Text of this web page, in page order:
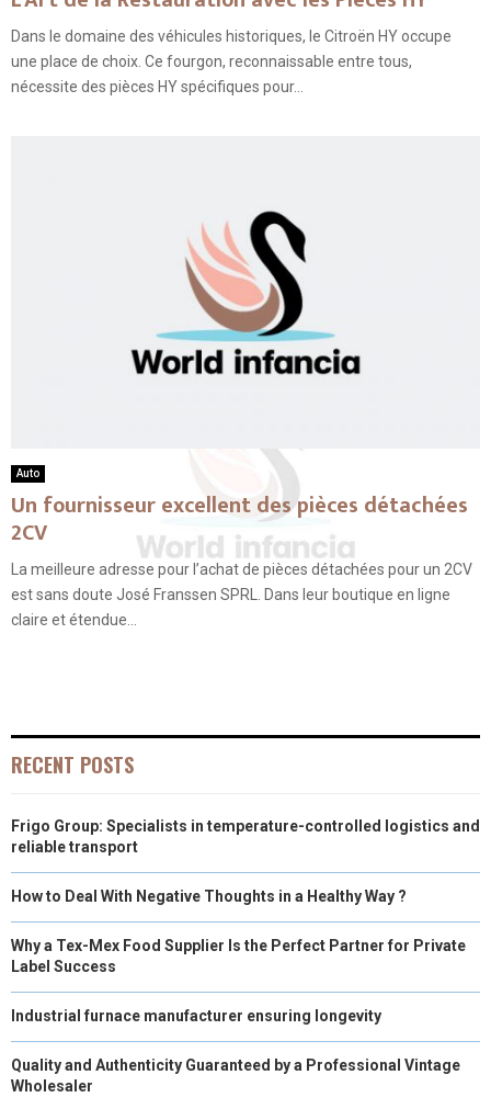
Dans le domaine des véhicules historiques, le Citroën HY occupe
une place de choix. Ce fourgon, reconnaissable entre tous,
nécessite des pièces HY spécifiques pour...
Auto
Un fournisseur excellent des pièces détachées
2CV
La meilleure adresse pour l’achat de pièces détachées pour un 2CV
est sans doute José Franssen SPRL. Dans leur boutique en ligne
claire et étendue...
RECENT POSTS
Frigo Group: Specialists in temperature-controlled logistics and
reliable transport
How to Deal With Negative Thoughts in a Healthy Way ?
Why a Tex-Mex Food Supplier Is the Perfect Partner for Private
Label Success
Industrial furnace manufacturer ensuring longevity
Quality and Authenticity Guaranteed by a Professional Vintage
Wholesaler